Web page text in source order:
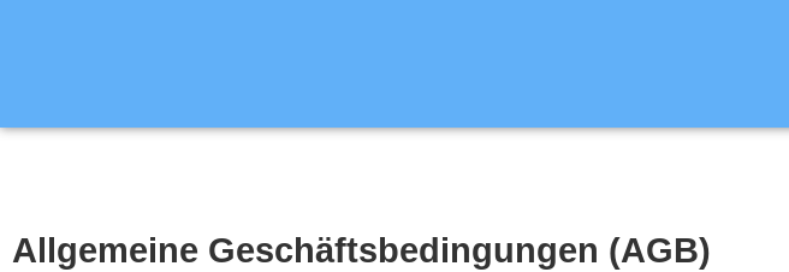
Allgemeine Geschäftsbedingungen (AGB)